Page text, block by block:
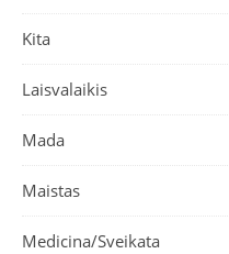
Kita
Laisvalaikis
Mada
Maistas
Medicina/Sveikata